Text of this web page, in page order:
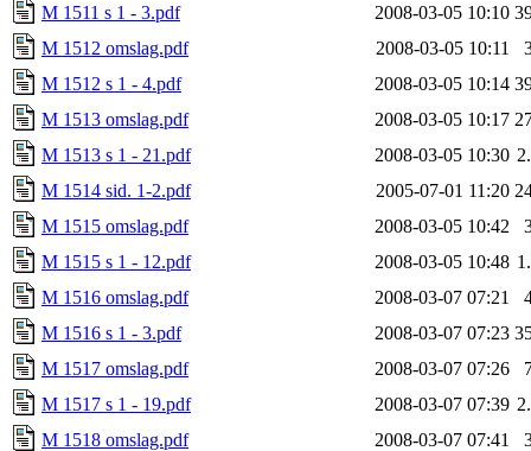
M 1511 s 1 - 3.pdf
2008-03-05 10:10
M 1512 omslag.pdf
2008-03-05 10:11
M 1512 s 1 - 4.pdf
2008-03-05 10:14
M 1513 omslag.pdf
2008-03-05 10:17
M 1513 s 1 - 21.pdf
2008-03-05 10:30
M 1514 sid. 1-2.pdf
2005-07-01 11:20
M 1515 omslag.pdf
2008-03-05 10:42
M 1515 s 1 - 12.pdf
2008-03-05 10:48
M 1516 omslag.pdf
2008-03-07 07:21
M 1516 s 1 - 3.pdf
2008-03-07 07:23
M 1517 omslag.pdf
2008-03-07 07:26
M 1517 s 1 - 19.pdf
2008-03-07 07:39
M 1518 omslag.pdf
2008-03-07 07:41